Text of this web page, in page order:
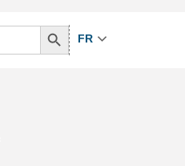
Search
Button
FR